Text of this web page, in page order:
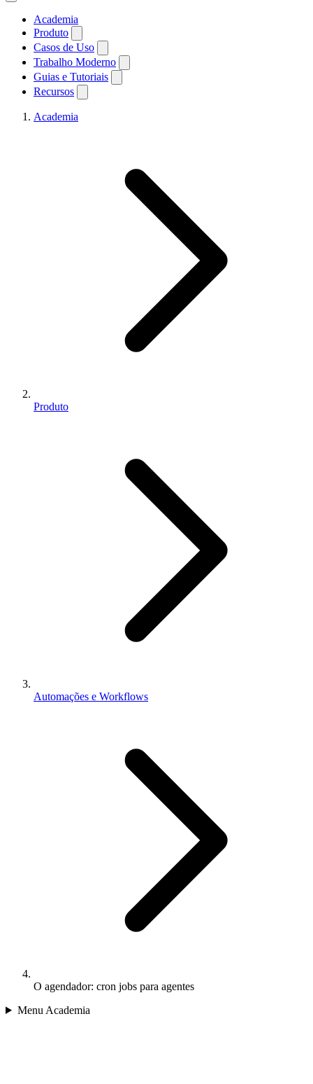
Academia
Produto
Casos de Uso
Trabalho Moderno
Guias e Tutoriais
Recursos
Academia
Produto
Automações e Workflows
O agendador: cron jobs para agentes
Menu Academia